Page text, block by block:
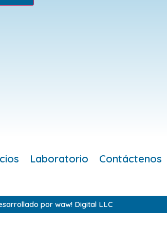
Laboratorio Contáctenos
por waw! Digital LLC